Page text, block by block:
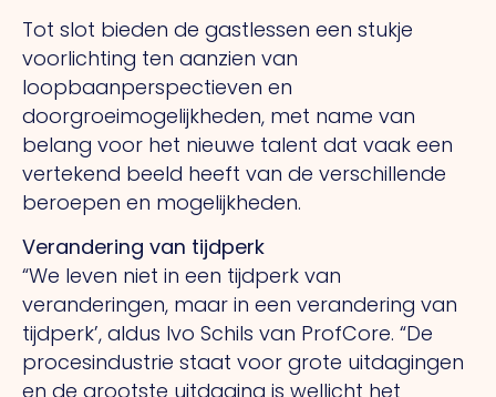
Tot slot bieden de gastlessen een stukje
voorlichting ten aanzien van
loopbaanperspectieven en
doorgroeimogelijkheden, met name van
belang voor het nieuwe talent dat vaak een
vertekend beeld heeft van de verschillende
beroepen en mogelijkheden.
Verandering van tijdperk
“We leven niet in een tijdperk van
veranderingen, maar in een verandering van
tijdperk’, aldus Ivo Schils van ProfCore. “De
procesindustrie staat voor grote uitdagingen
en de grootste uitdaging is wellicht het